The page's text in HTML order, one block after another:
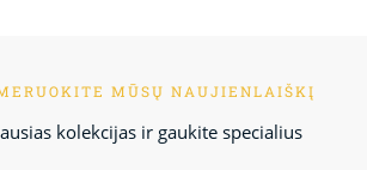
MŪSŲ NAUJIENLAIŠKĮ
kolekcijas ir gaukite specialius